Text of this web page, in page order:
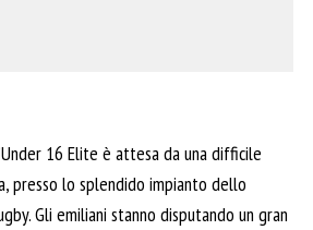
16 Elite è attesa da una difficile
presso lo splendido impianto dello
Gli emiliani stanno disputando un gran